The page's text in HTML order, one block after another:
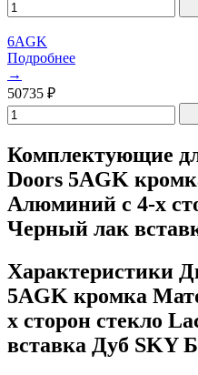
6AGK
Подробнее
→
50735 ₽
Комплектующие
Doors 5AGK
Алюминий с 4-х
Черный лак
Характеристики
5AGK кромка
х сторон стекло
вставка Дуб SKY